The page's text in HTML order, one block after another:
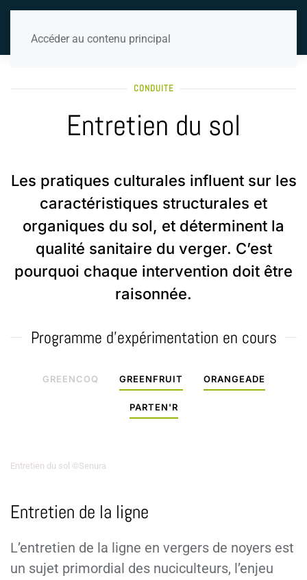
Accéder au contenu principal
CONDUITE
Entretien du sol
Les pratiques culturales influent sur les
caractéristiques structurales et
organiques du sol, et déterminent la
qualité sanitaire du verger. C’est
pourquoi chaque intervention doit être
raisonnée.
Programme d'expérimentation en cours
GREENCOQ GREENFRUIT ORANGEADE
PARTEN'R
Entretien du sol ©Senura
Entretien de la ligne
L’entretien de la ligne en vergers de noyers est
un sujet primordial des nuciculteurs, l’enjeu